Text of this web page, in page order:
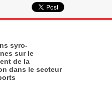
ar
syro-
sur le
de la
dans le secteur